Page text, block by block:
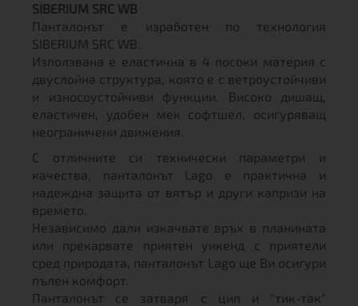
SIBERIUM SRC WB
Панталонът е изработен по технология
SIBERIUM SRC WB.
Използвана е еластична в 4 посоки материя с
двуслойна структура, която е с ветроустойчиви
и износоустойчиви функции. Високо дишащ,
еластичен, удобен мек софтшел, осигуряващ
неограничени движения.
С отличните си технически параметри и
качества, панталонът Lago е практична и
надеждна защита от вятър и други капризи на
времето.
Независимо дали изкачвате връх в планината
или прекарвате приятен уикенд с приятели
сред природата, панталонът Lago ще Ви осигури
пълен комфорт.
Панталонът се затваря с цип и "тик-так"